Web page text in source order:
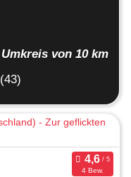
Umkreis von 10 km
(43)
4 Bew.